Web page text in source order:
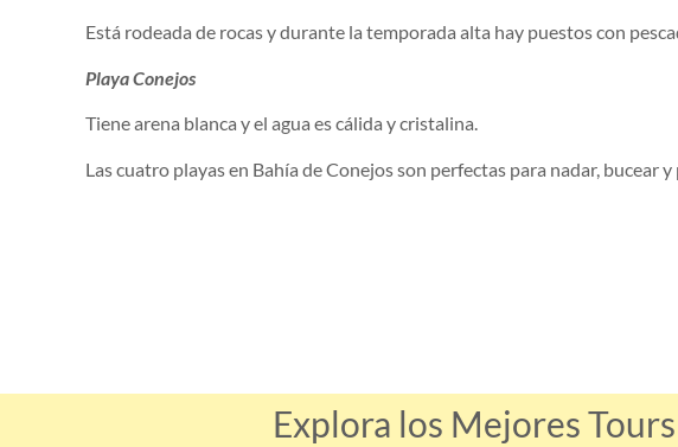
Está rodeada de rocas y durante la temporada alta hay puestos con
Playa Conejos
Tiene arena blanca y el agua es cálida y cristalina.
Las cuatro playas en Bahía de Conejos son perfectas para nadar, bucear y
Explora los Mejores